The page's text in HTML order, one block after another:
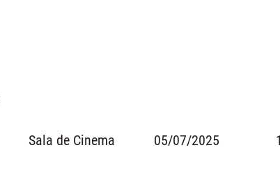
Sala de Cinema 05/07/2025